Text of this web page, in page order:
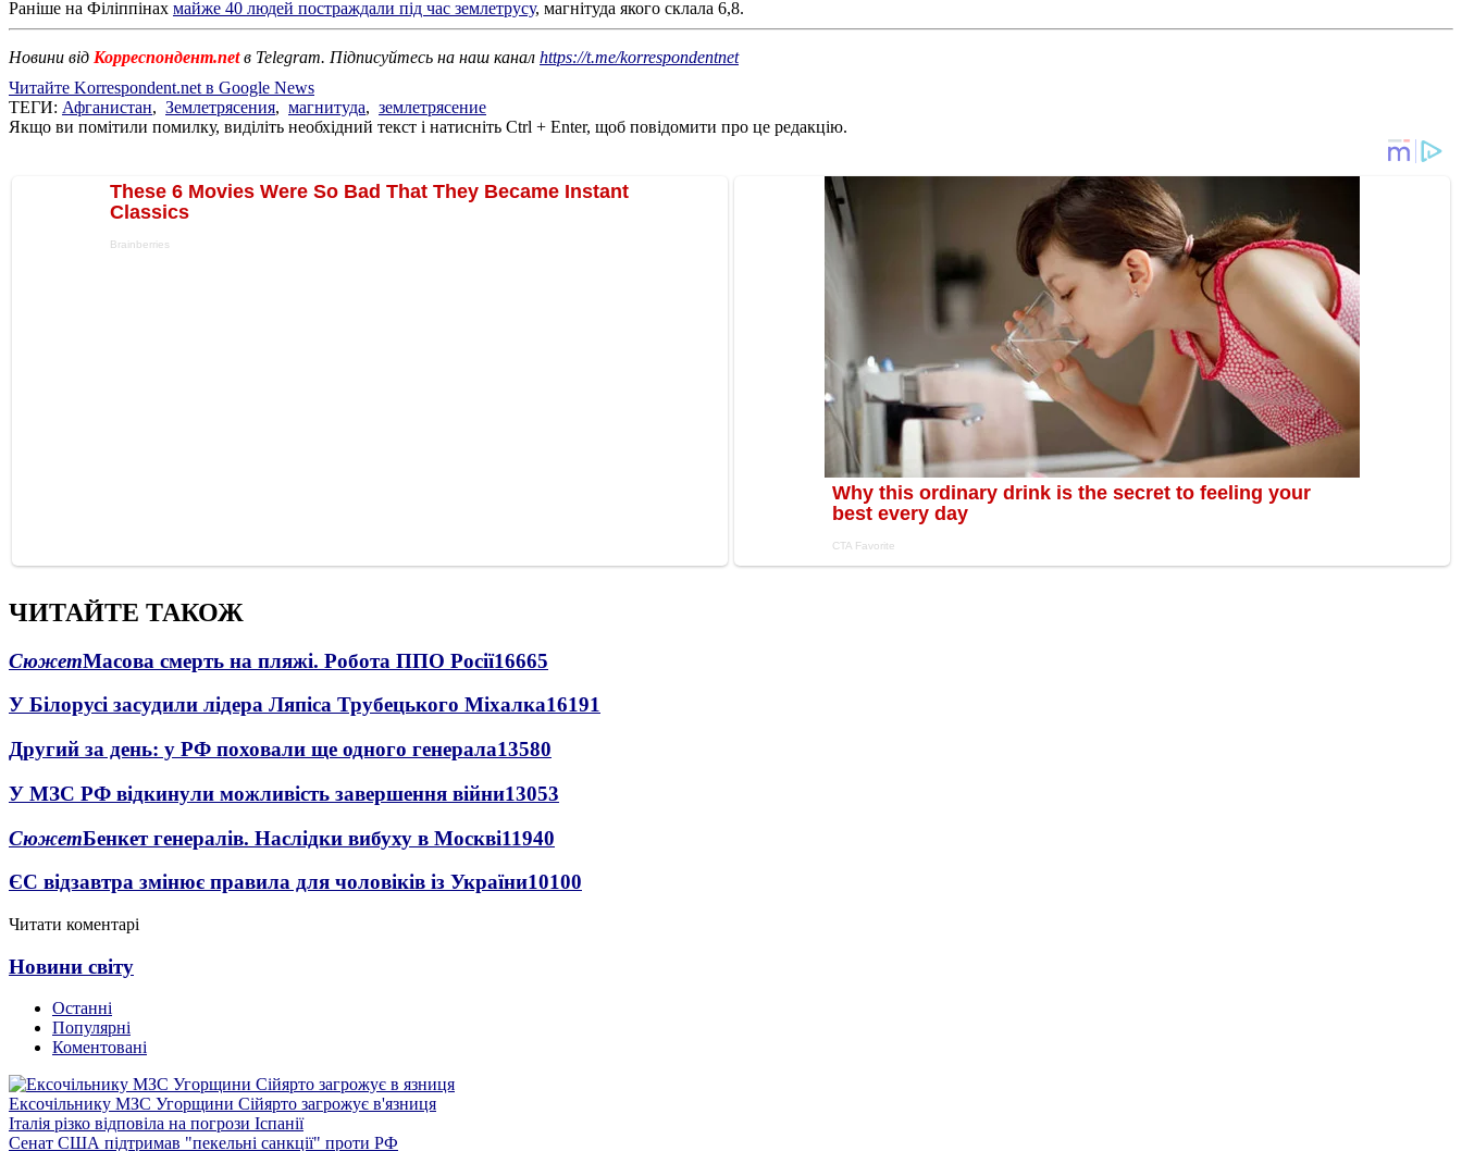
Раніше на Філіппінах майже 40 людей постраждали під час землетрусу, магнітуда якого склала 6,8.
Новини від Корреспондент.netв Telegram. Підписуйтесь на наш канал https://t.me/korrespondentnet
Читайте Korrespondent.net в Google News
ТЕГИ: Афганистан, Землетрясения, магнитуда, землетрясение
Якщо ви помітили помилку, виділіть необхідний текст і натисніть Ctrl + Enter, щоб повідомити про це редакцію.
ЧИТАЙТЕ ТАКОЖ
СюжетМасова смерть на пляжі. Робота ППО Росії16665
У Білорусі засудили лідера Ляпіса Трубецького Міхалка16191
Другий за день: у РФ поховали ще одного генерала13580
У МЗС РФ відкинули можливість завершення війни13053
СюжетБенкет генералів. Наслідки вибуху в Москві11940
ЄС відзавтра змінює правила для чоловіків із України10100
Читати коментарі
Новини світу
Останні
Популярні
Коментовані
Ексочільнику МЗС Угорщини Сійярто загрожує в'язниця
Італія різко відповіла на погрози Іспанії
Сенат США підтримав "пекельні санкції" проти РФ